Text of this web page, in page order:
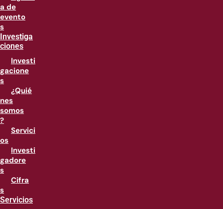
a de
evento
s
Investiga
ciones
Investi
gacione
s
¿Quié
nes
somos
?
Servici
os
Investi
gadore
s
Cifra
s
Servicios